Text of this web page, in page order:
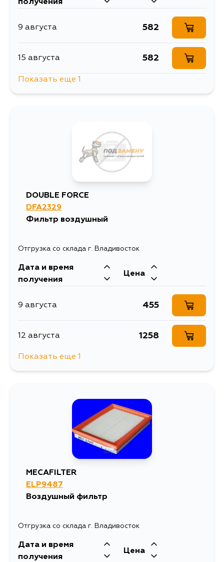
получения
9 августа 582
15 августа 582
Показать еще 1
DOUBLE FORCE
DFA2329
Фильтр воздушный
Отгрузка со склада г. Владивосток
Дата и время
получения
Цена
9 августа 455
12 августа 1258
Показать еще 1
MECAFILTER
ELP9487
Воздушный фильтр
Отгрузка со склада г. Владивосток
Дата и время
получения
Цена